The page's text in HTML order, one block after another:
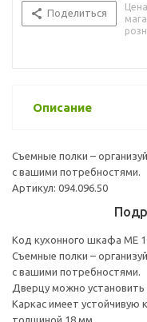
Поделиться
Описание
Съемные полки –
с вашими потребностями.
Артикул: 094.096.50
Код кухонного шкафа ME
Съемные полки –
с вашими потребностями.
Дверцу можно установить
Каркас имеет устойчивую
толщиной 18 мм.